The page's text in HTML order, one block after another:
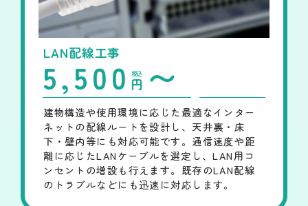
LAN配線工事
5,500 円 〜
税込
建物構造や使用環境に応じた最適なインター
ネットの配線ルートを設計し、天井裏・床
下・壁内等にも対応可能です。通信速度や距
離に応じたLANケーブルを選定し、LAN用コ
ンセントの増設も行えます。既存のLAN配線
のトラブルなどにも迅速に対応します。